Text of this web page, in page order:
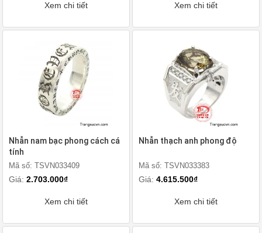
Xem chi tiết Xem chi tiết
Nhẫn nam bạc phong cách cá
tính
Mã số: TSVN033409
Giá: 2.703.000₫
Xem chi tiết
Nhẫn thạch anh phong độ
Mã số: TSVN033383
Giá: 4.615.500₫
Xem chi tiết